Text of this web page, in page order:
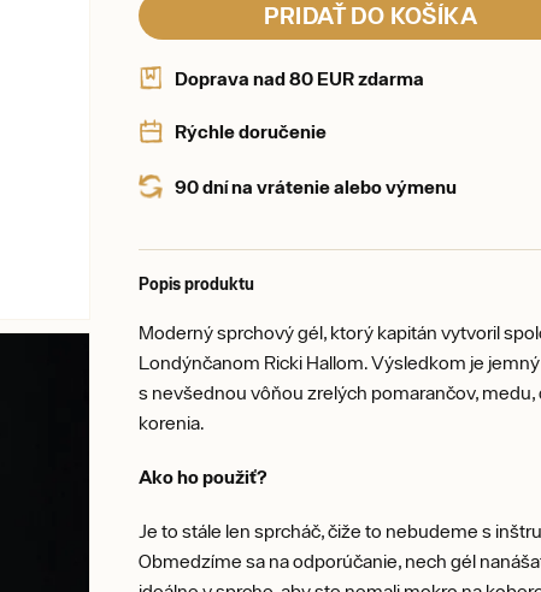
PRIDAŤ DO KOŠÍKA
Doprava nad 80 EUR zdarma
Rýchle doručenie
90 dní na vrátenie alebo výmenu
Popis produktu
Moderný sprchový gél, ktorý kapitán vytvoril
Londýnčanom Ricki Hallom. Výsledkom je
s nevšednou vôňou zrelých pomarančov, medu,
korenia.
Ako ho použiť?
Je to stále len sprcháč, čiže to nebudeme s
Obmedzíme sa na odporúčanie, nech gél